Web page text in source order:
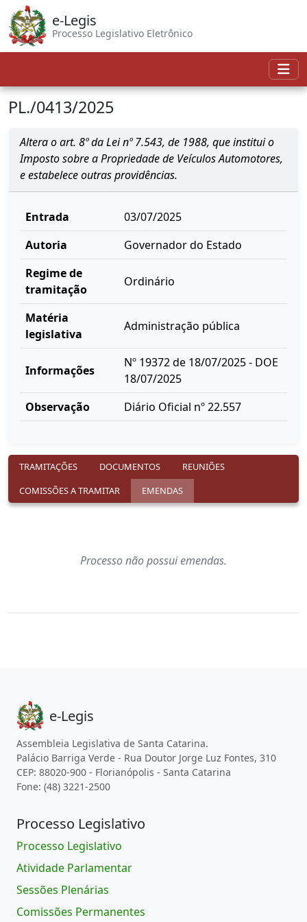
e-Legis
Processo Legislativo Eletrônico
PL./0413/2025
Altera o art. 8º da Lei nº 7.543, de 1988, que institui o
Imposto sobre a Propriedade de Veículos Automotores,
e estabelece outras providências.
Entrada
03/07/2025
Autoria
Governador do Estado
Regime de
tramitação
Ordinário
Matéria
legislativa
Administração pública
Informações
Nº 19372 de 18/07/2025 - DOE
18/07/2025
Observação
Diário Oficial nº 22.557
TRAMITAÇÕES DOCUMENTOS
REUNIÕES
COMISSÕES A TRAMITAR
EMENDAS
Processo não possui emendas.
e-Legis
Assembleia Legislativa de Santa Catarina.
Palácio Barriga Verde - Rua Doutor Jorge Luz Fontes, 310
CEP: 88020-900 - Florianópolis - Santa Catarina
Fone: (48) 3221-2500
Processo Legislativo
Processo Legislativo
Atividade Parlamentar
Sessões Plenárias
Comissões Permanentes